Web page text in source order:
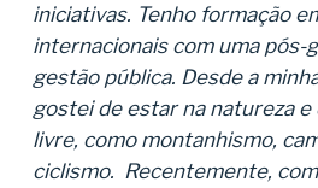
iniciativas. Tenho formação
internacionais com uma pós-
gestão pública. Desde a
gostei de estar na natureza e
livre, como montanhismo,
ciclismo. Recentemente,